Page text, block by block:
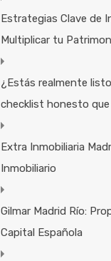
Estrategias Clave de
Multiplicar tu
¿Estás realmente
checklist honesto
Extra Inmobiliaria
Inmobiliario
Gilmar Madrid Río:
Capital Española